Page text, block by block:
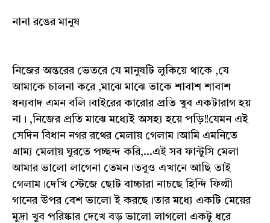
নানা রঙের মানুষ
নিজের অন্তরের ভেতরে যে মানুষটি লুকিয়ে থাকে ,যে
আমাকে চালনা করে ,মাঝে মাঝে তাকে শাবাশ শাবাশ
ধন্যবাদ এমন বলি।বাইরের কারোর প্রতি খুব একটারাগ হয়
না। ,নিজের প্রতি মাঝে মধ্যেই অসহ‍্য হয়ে পড়ি!!যেমন এই
সেদিন বিধান নগর রথের মেলায় গেলাম।আমি এমনিতে
গ্ৰাম‍্য মেলায় ঘুরতে পচ্ছন্দ করি,...এই সব ফান্টুসি মেলা
আমার ভালো লাগেনা তেমন।তবুও এখানে আছি তাই
গেলাম।দেখি স্টেজে ছোট বাচ্চারা নাচছে হিন্দি ফিল্মী
গানের উপর বেশ ভালো ই করছে।তার মধ্যে একটি মেয়ের
মুদ্রা খুব পরিষ্কার দেখে বড় ভালো লাগলো একটু ধরে